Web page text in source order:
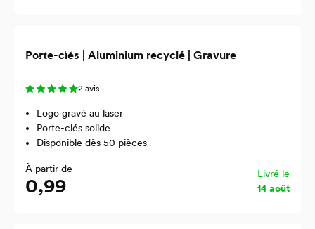
Recyclé
Porte-clés | Aluminium recyclé | Gravure
2 avis
Logo gravé au laser
Porte-clés solide
Disponible dès 50 pièces
À partir de
0,99
Livré le
14 août